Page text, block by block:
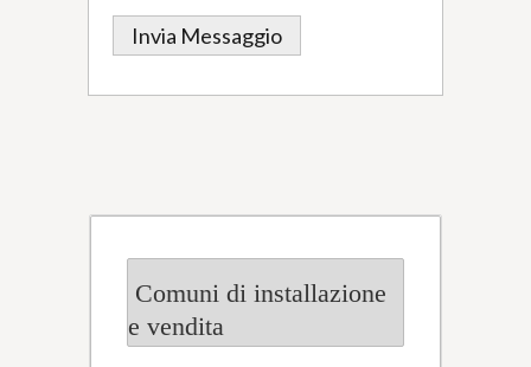
Comuni di installazione
e vendita